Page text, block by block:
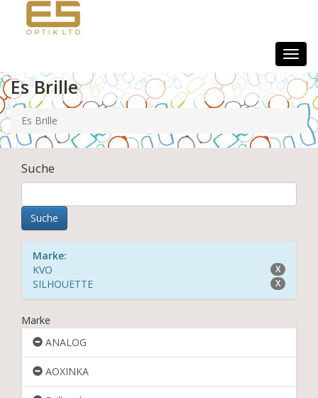
Es Brille
Es Brille
Suche
Marke:
KVO
X
SILHOUETTE X
Marke
ANALOG
AOXINKA